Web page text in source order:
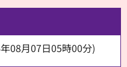
08月07日05時00分)